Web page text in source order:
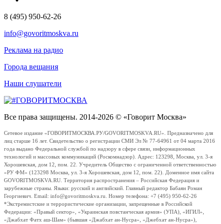
8 (495) 950-62-26
info@govoritmoskva.ru
Реклама на радио
Города вещания
Наши слушатели
Все права защищены. 2014-2026 © «Говорит Москва»
Сетевое издание «ГОВОРИТМОСКВА.РУ/GOVORITMOSKVA.RU». Предназначено для
лиц старше 16 лет. Свидетельство о регистрации СМИ Эл № 77-64961 от 04 марта 2016
года выдано Федеральной службой по надзору в сфере связи, информационных
технологий и массовых коммуникаций (Роскомнадзор). Адрес: 123298, Москва, ул. 3-я
Хорошевская, дом 12, пом. 22. Учредитель Общество с ограниченной ответственностью
«РУ ФМ» (123298 Москва, ул. 3-я Хорошевская, дом 12, пом. 22). Доменное имя сайта
GOVORITMOSKVA.RU. Территория распространения – Российская Федерация и
зарубежные страны. Языки: русский и английский. Главный редактор Бабаян Роман
Георгиевич. Email: info@govoritmoskva.ru. Номер телефона: +7 (495) 950-62-26
*Экстремистские и террористические организации, запрещенные в Российской
Федерации: «Правый сектор», «Украинская повстанческая армия» (УПА), «ИГИЛ»,
«Джабхат Фатх аш-Шам» (бывшая «Джабхат ан-Нусра», «Джебхат ан-Нусра»),